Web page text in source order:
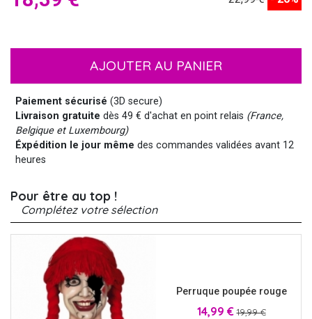
AJOUTER AU PANIER
Paiement sécurisé (3D secure)
Livraison gratuite dès 49 € d'achat en point relais (France,
Belgique et Luxembourg)
Éxpédition le jour même des commandes validées avant 12
heures
Pour être au top !
Complétez votre sélection
Perruque poupée rouge
Prix
14,99 € Prix
19,99 €